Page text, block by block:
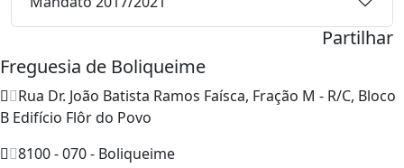
Partilhar
Freguesia de Boliqueime
Rua Dr. João Batista Ramos Faísca, Fração M - R/C, Bloco
B Edifício Flôr do Povo
8100 - 070 - Boliqueime